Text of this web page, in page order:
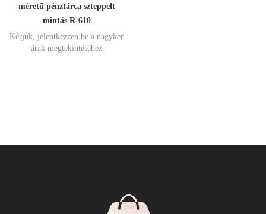
méretű pénztárca szteppelt
mintás R-610
Kérjük, jelentkezzen be a nagyker
árak megtekintéséhez